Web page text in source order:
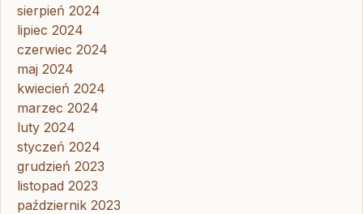
sierpień 2024
lipiec 2024
czerwiec 2024
maj 2024
kwiecień 2024
marzec 2024
luty 2024
styczeń 2024
grudzień 2023
listopad 2023
październik 2023